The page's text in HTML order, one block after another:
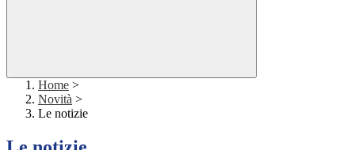
Home >
Novità >
Le notizie